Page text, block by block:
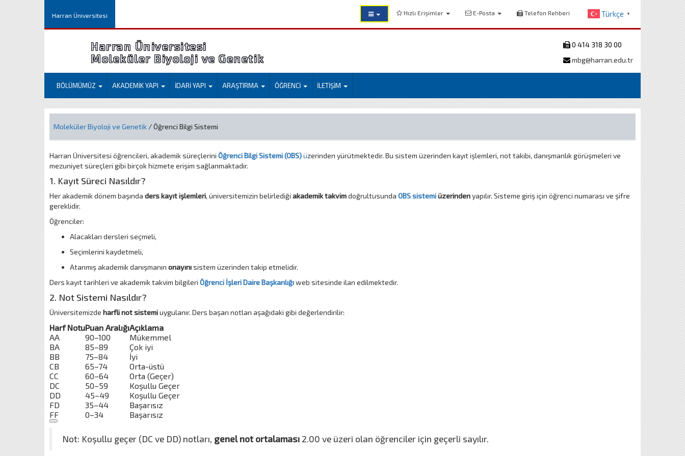
Harran Üniversitesi Hızlı Erişimler E-Posta Telefon Rehberi Türkçe ▼
Harran Üniversitesi
Moleküler Biyoloji ve Genetik
0 414 318 30 00
mbg@harran.edu.tr
BÖLÜMÜMÜZ AKADEMİK YAPI İDARİ YAPI ARAŞTIRMA ÖĞRENCİ İLETİŞİM
Moleküler Biyoloji ve Genetik / Öğrenci Bilgi Sistemi
Harran Üniversitesi öğrencileri, akademik süreçlerini Öğrenci Bilgi Sistemi (OBS)üzerinden yürütmektedir. Bu sistem üzerinden kayıt işlemleri, not takibi, danışmanlık görüşmeleri ve
mezuniyet süreçleri gibi birçok hizmete erişim sağlanmaktadır.
1. Kayıt Süreci Nasıldır?
Her akademik dönem başında ders kayıt işlemleri, üniversitemizin belirlediği akademik takvimdoğrultusunda OBS sistemiüzerindenyapılır. Sisteme giriş için öğrenci numarası ve şifre
gereklidir.
Öğrenciler:
Alacakları dersleri seçmeli,
Seçimlerini kaydetmeli,
Atanmış akademik danışmanın onayınısistem üzerinden takip etmelidir.
Ders kayıt tarihleri ve akademik takvim bilgileri Öğrenci İşleri Daire Başkanlığıweb sitesinde ilan edilmektedir.
2. Not Sistemi Nasıldır?
Üniversitemizde harfli not sistemiuygulanır. Ders başarı notları aşağıdaki gibi değerlendirilir:
Harf NotuPuan AralığıAçıklama
AA
90–100
Mükemmel
BA
85–89
Çok iyi
BB
75–84
İyi
CB
65–74
Orta-üstü
CC
60–64
Orta (Geçer)
DC
50–59
Koşullu Geçer
DD
45–49
Koşullu Geçer
FD
35–44
Başarısız
FF
0–34 Başarısız
Not: Koşullu geçer (DC ve DD) notları, genel not ortalaması 2.00 ve üzeri olan öğrenciler için geçerli sayılır.